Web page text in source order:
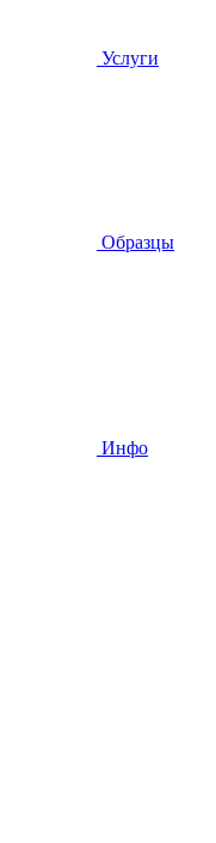
Услуги
Образцы
Инфо